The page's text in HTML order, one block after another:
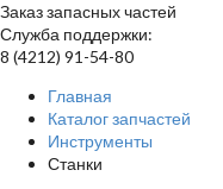
Заказ запасных частей
Служба поддержки:
8 (4212) 91-54-80
Главная
Каталог запчастей
Инструменты
Станки